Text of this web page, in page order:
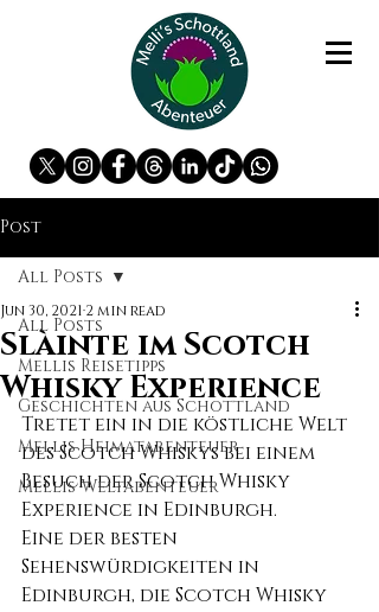
Post
All Posts
Mellis Reisetipps
Geschichten aus Schottland
Mellis Heimatabenteuer
Mellis Weltabenteuer
All Posts
Slàinte im Scotch
Whisky Experience
Jun 30, 2021 2 min read
Tretet ein in die köstliche Welt
des Scotch Whiskys bei einem
Besuch der Scotch Whisky
Experience in Edinburgh.
Eine der besten
Sehenswürdigkeiten in
Edinburgh, die Scotch Whisky